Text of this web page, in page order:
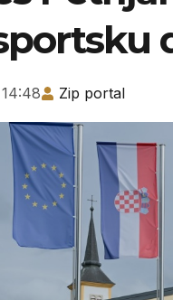
14:48 Zip portal